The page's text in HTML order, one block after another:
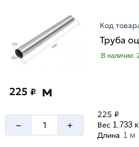
Код
Труба
В наличии:
225 ₽ м
– +
225 ₽
Вес 1.733
Длина 1 м